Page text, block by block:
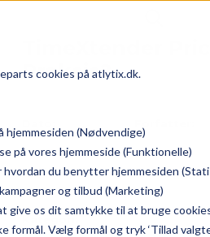
cookies på atlytix.dk.
(Nødvendige)
på vores hjemmeside (Funktionelle)
hvordan du benytter hjemmesiden
og tilbud (Marketing)
at give os dit samtykke til at bruge
formål. Vælg formål og tryk ‘Tillad
Praksis?
maj 14, 2026 Rene